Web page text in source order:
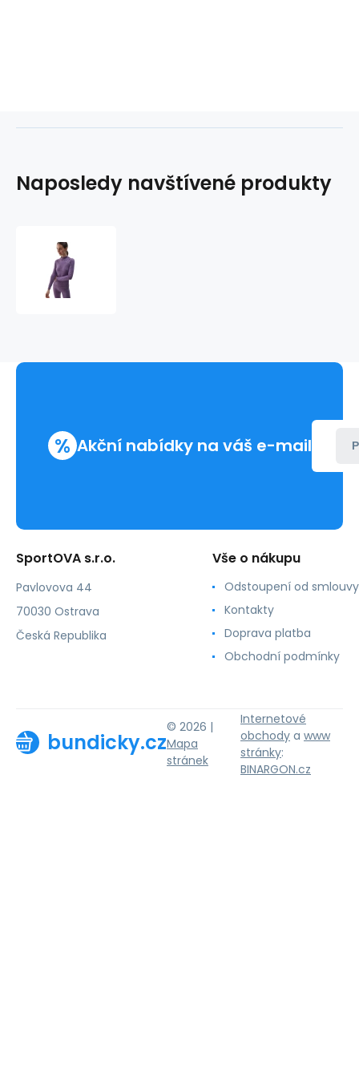
Naposledy navštívené produkty
% Akční nabídky na váš e-mail
SportOVA s.r.o.
Pavlovova 44
70030 Ostrava
Česká Republika
Vše o nákupu
Odstoupení od smlouvy
Kontakty
Doprava platba
Obchodní podmínky
bundicky.cz
© 2026 |
Mapa
stránek
Internetové
obchody a www
stránky:
BINARGON.cz